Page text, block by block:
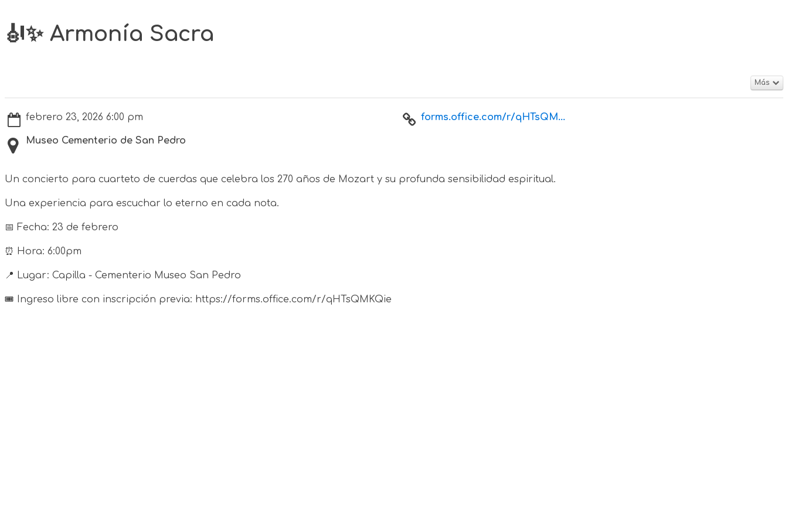
🎻✨ Armonía Sacra
Más
febrero 23, 2026 6:00 pm
Museo Cementerio de San Pedro
forms.office.com/r/qHTsQM...
Un concierto para cuarteto de cuerdas que celebra los 270 años de Mozart y su profunda sensibilidad espiritual.
Una experiencia para escuchar lo eterno en cada nota.
📅 Fecha: 23 de febrero
⏰ Hora: 6:00pm
📍 Lugar: Capilla - Cementerio Museo San Pedro
🎟️ Ingreso libre con inscripción previa: https://forms.office.com/r/qHTsQMKQie